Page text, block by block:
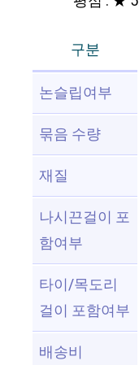
구분
논슬립여부
묶음 수량
재질
나시끈걸이 포
함여부
타이/목도리
걸이 포함여부
배송비